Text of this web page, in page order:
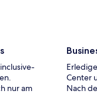
nur am
Center
Nach